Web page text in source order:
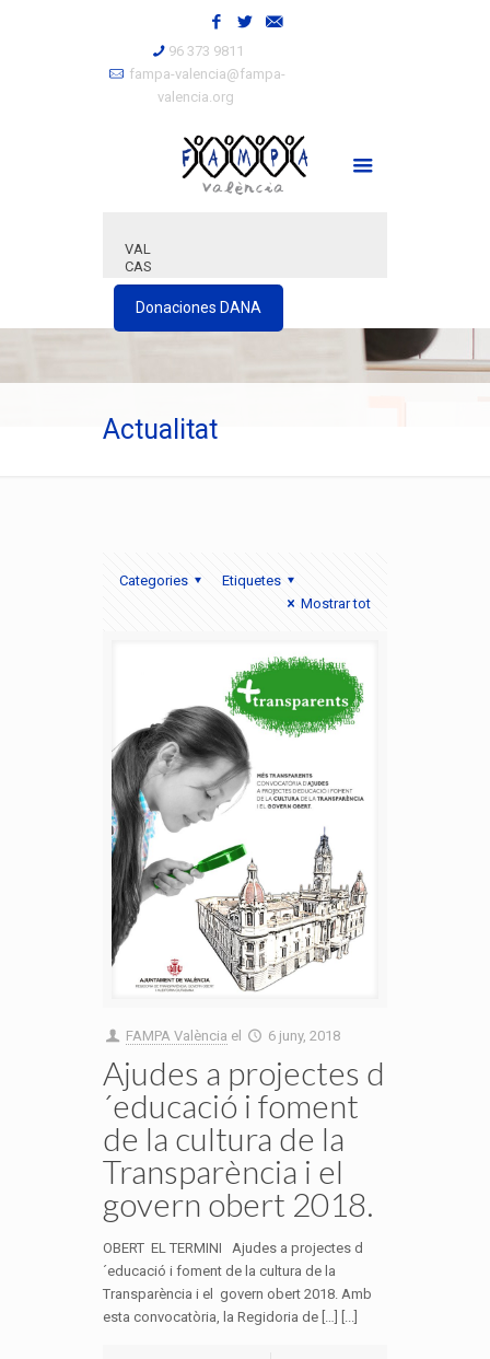
96 373 9811
fampa-valencia@fampa-
valencia.org
VAL
CAS
Donaciones DANA
Actualitat
Categories
Etiquetes
Mostrar tot
FAMPA València el 6 juny, 2018
Ajudes a projectes d
´educació i foment
de la cultura de la
Transparència i el
govern obert 2018.
OBERT EL TERMINI Ajudes a projectes d
´educació i foment de la cultura de la
Transparència i el govern obert 2018. Amb
esta convocatòria, la Regidoria de […] [...]